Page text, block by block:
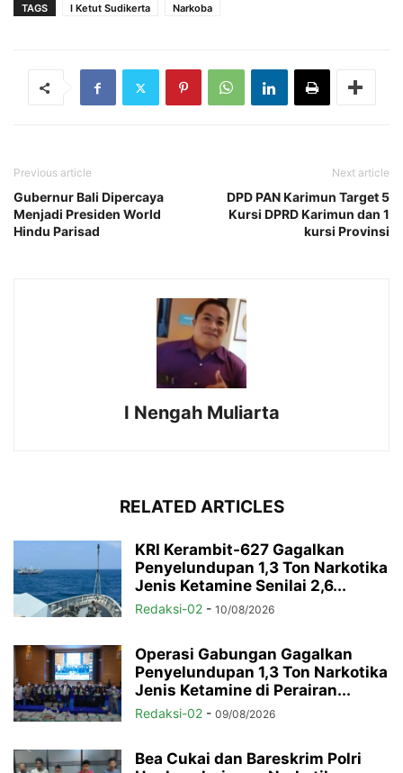
TAGS I Ketut Sudikerta Narkoba
Previous article
Gubernur Bali Dipercaya
Menjadi Presiden World
Hindu Parisad
Next article
DPD PAN Karimun Target 5
Kursi DPRD Karimun dan 1
kursi Provinsi
I Nengah Muliarta
RELATED ARTICLES
KRI Kerambit-627 Gagalkan
Penyelundupan 1,3 Ton Narkotika
Jenis Ketamine Senilai 2,6...
Redaksi-02 - 10/08/2026
Operasi Gabungan Gagalkan
Penyelundupan 1,3 Ton Narkotika
Jenis Ketamine di Perairan...
Redaksi-02 - 09/08/2026
Bea Cukai dan Bareskrim Polri